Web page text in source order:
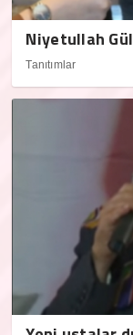
Niyetullah
Tanıtımlar